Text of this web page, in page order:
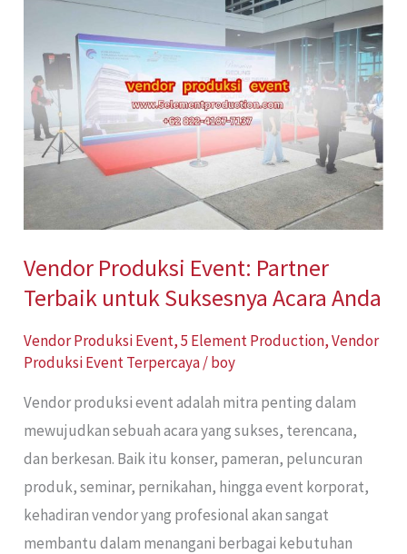
Vendor Produksi Event: Partner
Terbaik untuk Suksesnya Acara Anda
Vendor Produksi Event,5 Element Production,Vendor
Produksi Event Terpercaya/boy
Vendor produksi event adalah mitra penting dalam
mewujudkan sebuah acara yang sukses, terencana,
dan berkesan. Baik itu konser, pameran, peluncuran
produk, seminar, pernikahan, hingga event korporat,
kehadiran vendor yang profesional akan sangat
membantu dalam menangani berbagai kebutuhan
Partner
Terbaik
untuk
Suksesnya